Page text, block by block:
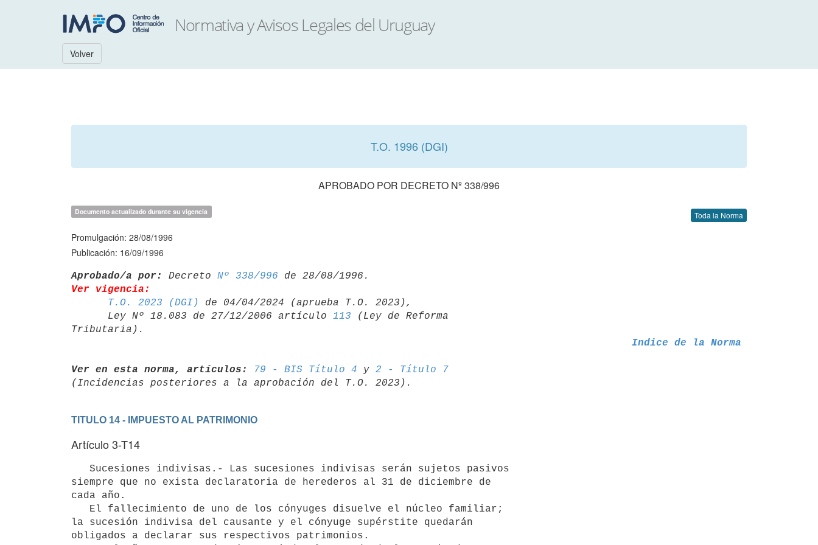
Volver
T.O. 1996 (DGI)
APROBADO POR DECRETO Nº 338/996
Documento actualizado durante su vigencia Toda la Norma
Promulgación: 28/08/1996
Publicación: 16/09/1996
Aprobado/a por: Decreto Nº 338/996
Ver vigencia:
T.O. 2023 (DGI)
de 04/04/2024 (aprueba T.O. 2023),
      Ley Nº 18.083 de 27/12/2006 artículo
113 (Ley de Reforma
Indice de la Norma
Ver en esta norma, artículos: 79 - BIS Título 4 y 2 - Título 7
TITULO 14 - IMPUESTO AL PATRIMONIO
Artículo 3-T14
siempre que no exista declaratoria de herederos al 31 de diciembre de
cada año.
la sucesión indivisa del causante y el cónyuge supérstite quedarán
obligados a declarar sus respectivos patrimonios.